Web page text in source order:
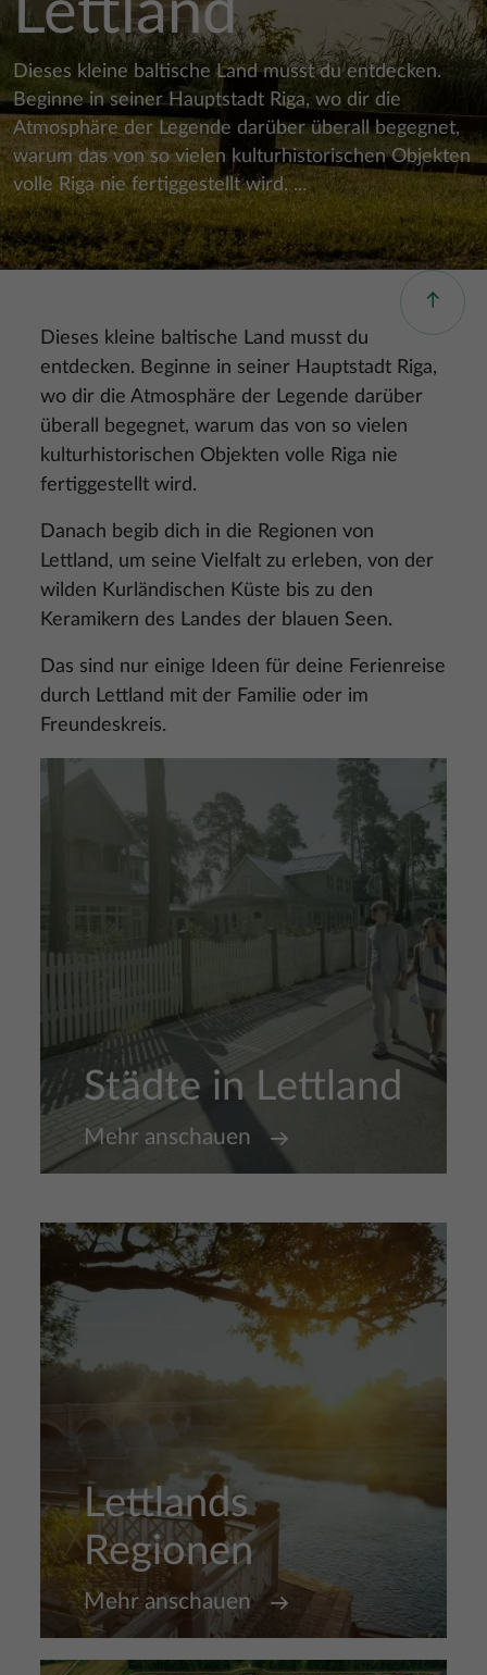
Lettland
Dieses kleine baltische Land musst du entdecken.
Beginne in seiner Hauptstadt Riga, wo dir die
Atmosphäre der Legende darüber überall begegnet,
warum das von so vielen kulturhistorischen Objekten
volle Riga nie fertiggestellt wird. ...
Dieses kleine baltische Land musst du
entdecken. Beginne in seiner Hauptstadt Riga,
wo dir die Atmosphäre der Legende darüber
überall begegnet, warum das von so vielen
kulturhistorischen Objekten volle Riga nie
fertiggestellt wird.
Danach begib dich in die Regionen von
Lettland, um seine Vielfalt zu erleben, von der
wilden Kurländischen Küste bis zu den
Keramikern des Landes der blauen Seen.
Das sind nur einige Ideen für deine Ferienreise
durch Lettland mit der Familie oder im
Freundeskreis.
Städte in Lettland
Mehr anschauen
Lettlands
Regionen
Mehr anschauen